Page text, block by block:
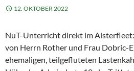
12. OKTOBER 2022
NuT-Unterricht direkt im
von Herrn Rother und Frau Dobric-
ehemaligen, teilgefluteten